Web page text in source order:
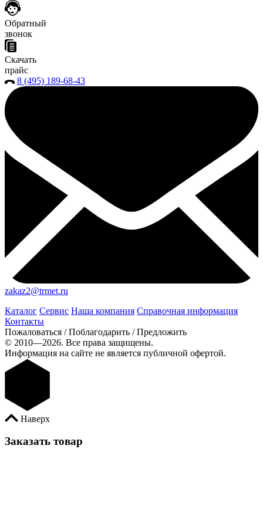
Обратный
звонок
Скачать
прайс
8 (495) 189-68-43
zakaz2@trmet.ru
Каталог Сервис Наша компания Справочная информация
Контакты
Пожаловаться / Поблагодарить / Предложить
© 2010—2026. Все права защищены.
Информация на сайте не является публичной офертой.
Наверх
Заказать товар